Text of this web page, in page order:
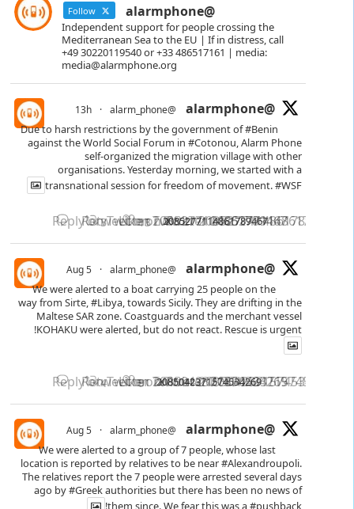
@alarmphone
Independent support for people crossing the
Mediterranean Sea to the EU | If in distress, call
+49 30220119540 or +33 486517161 | media:
media@alarmphone.org
@alarmphone
@alarm_phone
·
13h
Due to harsh restrictions by the government of#Benin
against the World Social Forum in #Cotonou , Alarm Phone
self-organized the migration village with other
organisations. Yesterday morning, we started with a
transnational session for freedom of movement.#WSF
Reply on Twitter 2085277114861789467
Retweet on Twitter 2085277114861789467
3 Like on Twitter 2085277114861789467
13 X
2085277114861789467
@alarmphone
@alarm_phone
·
5 Aug
We were alerted to a boat carrying 25 people on the
way from Sirte,#Libya, towards Sicily. They are drifting in the
Maltese SAR zone. Coastguards and the merchant vessel
KOHAKU were alerted, but do not react. Rescue is urgent!
Reply on Twitter 2085042371574534269
Retweet on Twitter 2085042371574534269
4 Like on Twitter 2085042371574534269
9 X
2085042371574534269
@alarmphone
@alarm_phone
·
5 Aug
We were alerted to a group of 7 people, whose last
location is reported by relatives to be near#Alexandroupoli.
The relatives report the 7 people were arrested several days
ago by#Greekauthorities but there has been no news of
them since. We fear this was a#pushback
!